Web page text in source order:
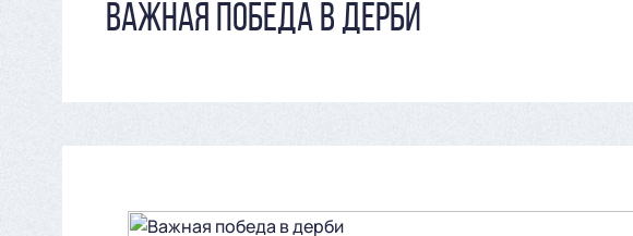
ВАЖНАЯ ПОБЕДА В ДЕРБИ